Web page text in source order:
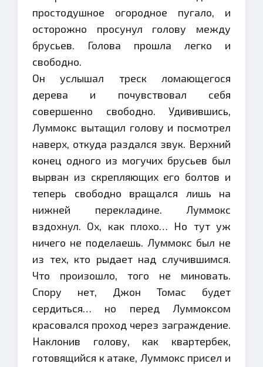
простодушное огородное пугало, и
осторожно просунул голову между
брусьев. Голова прошла легко и
свободно.
Он услышал треск ломающегося
дерева и почувствовал себя
совершенно свободно. Удивившись,
Луммокс вытащил голову и посмотрел
наверх, откуда раздался звук. Верхний
конец одного из могучих брусьев был
вырван из скрепляющих его болтов и
теперь свободно вращался лишь на
нижней перекладине. Луммокс
вздохнул. Ох, как плохо… Но тут уж
ничего не поделаешь. Луммокс был не
из тех, кто рыдает над случившимся.
Что произошло, того не миновать.
Спору нет, Джон Томас будет
сердиться… но перед Луммоксом
красовался проход через заграждение.
Наклонив голову, как квартербек,
готовящийся к атаке, Луммокс присел и